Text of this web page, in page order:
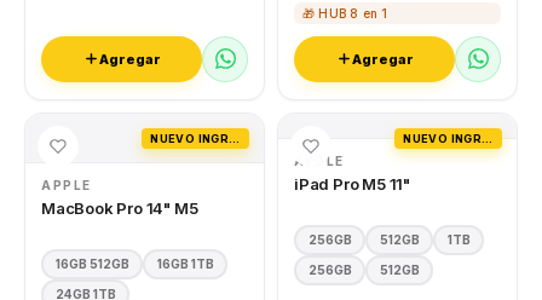
Agregar
🎁 HUB 8 en 1
Agregar
APPLE
MacBook Pro 14" M5
16GB 512GB 16GB 1TB
24GB 1TB
APPLE
iPad Pro M5 11"
256GB 512GB 1TB
256GB 512GB